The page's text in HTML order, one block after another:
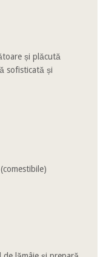
și plăcută
sofisticată și